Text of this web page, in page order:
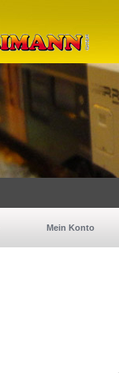
Mein Konto